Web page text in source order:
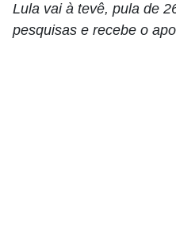
Lula vai à tevê, pula de
pesquisas e recebe o